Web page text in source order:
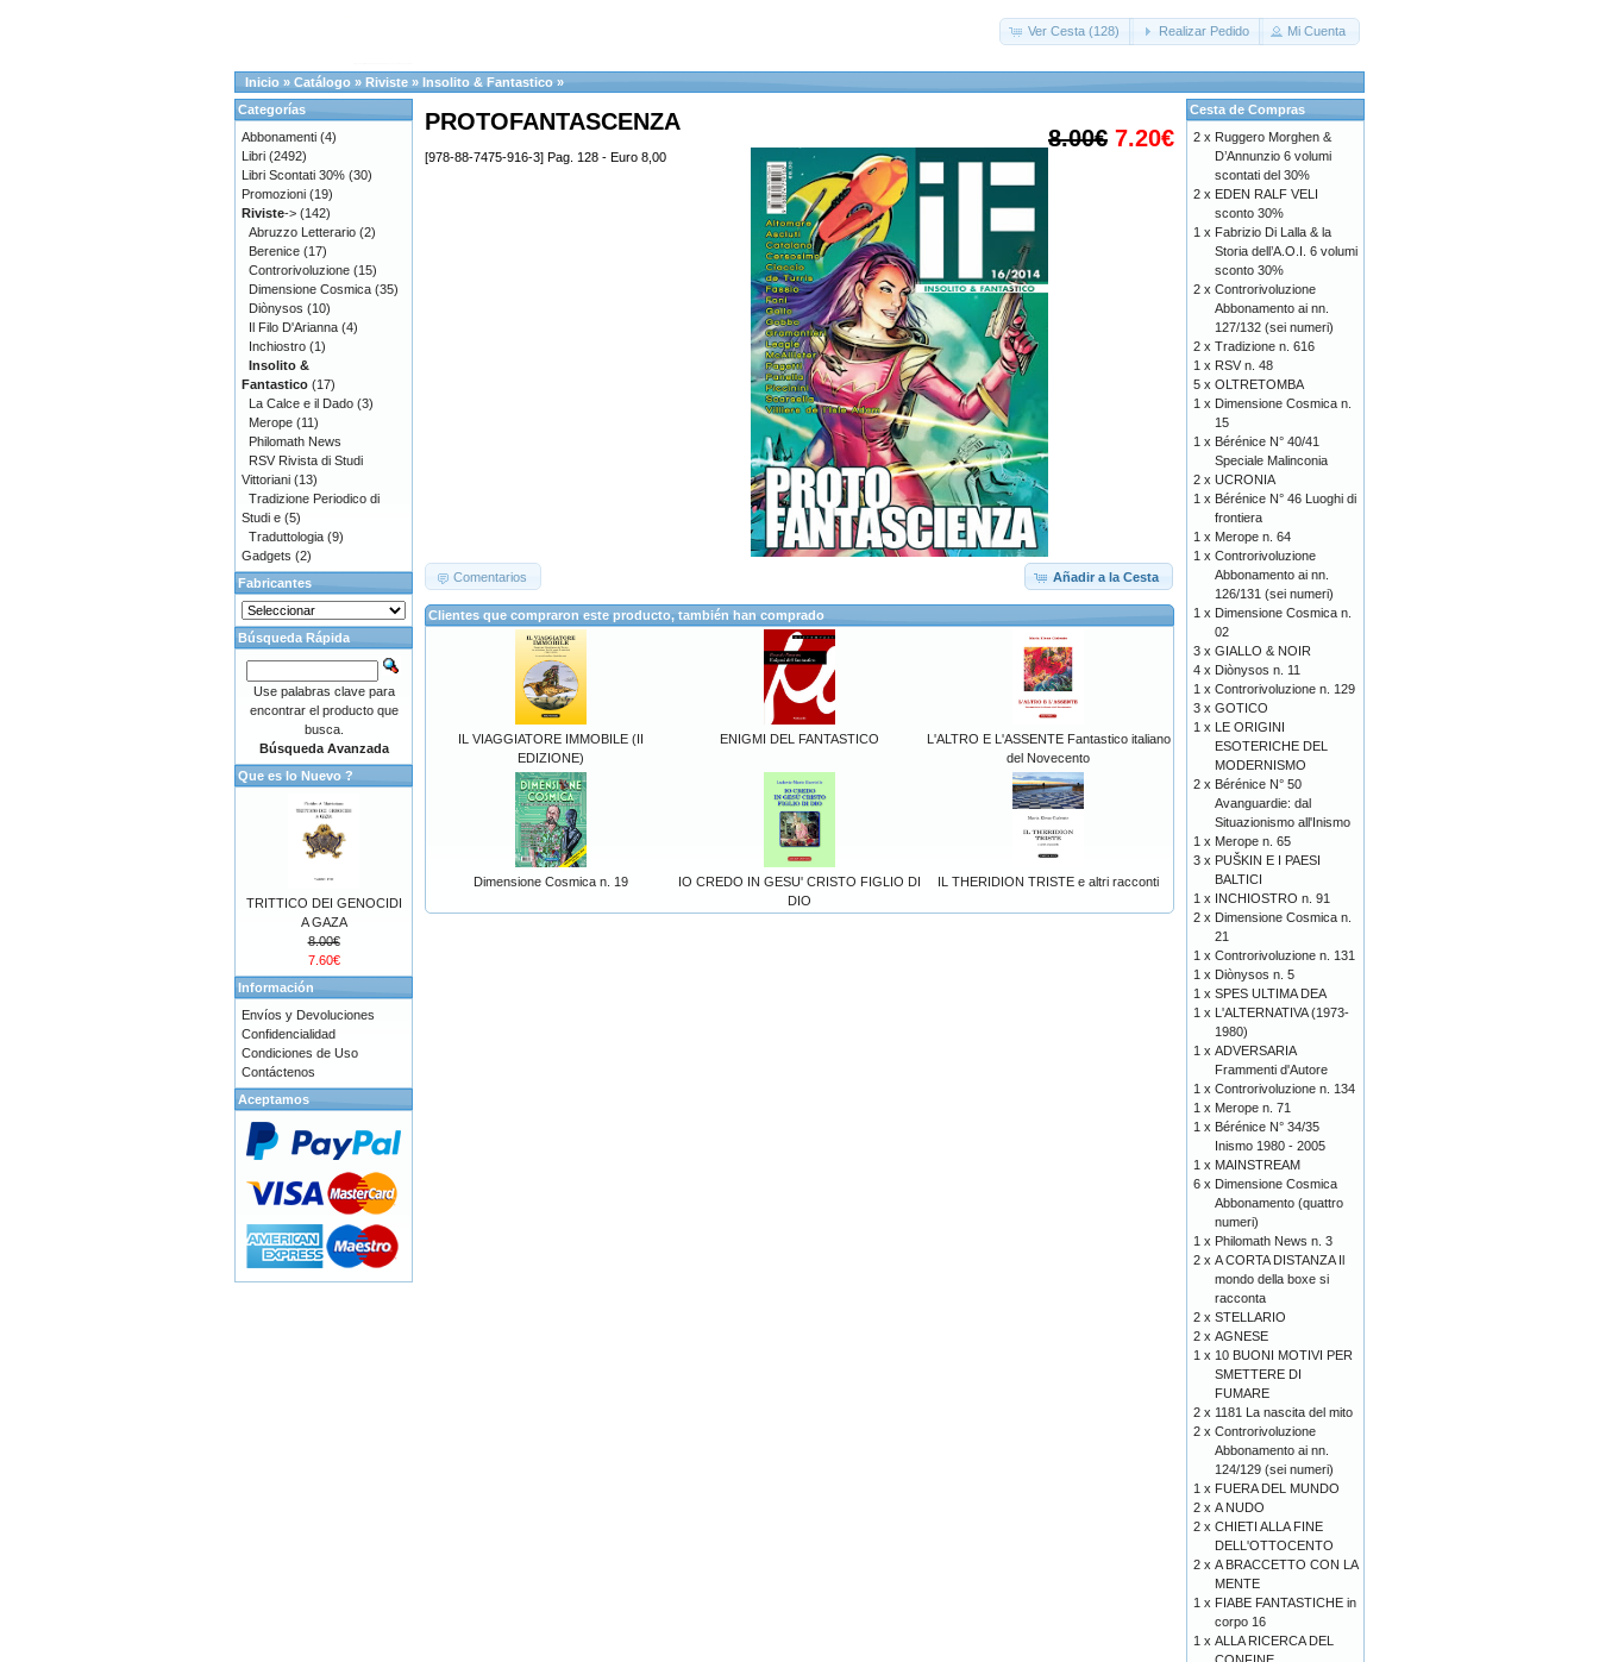
Ver Cesta (128) Realizar Pedido Mi Cuenta
Inicio » Catálogo » Riviste » Insolito & Fantastico »
8.00€ 7.20€
PROTOFANTASCENZA
[978-88-7475-916-3] Pag. 128 - Euro 8,00
Añadir a la Cesta
Comentarios
Clientes que compraron este producto, también han comprado
IL VIAGGIATORE IMMOBILE (II
EDIZIONE)
ENIGMI DEL FANTASTICO
L'ALTRO E L'ASSENTE Fantastico italiano
del Novecento
Dimensione Cosmica n. 19
IO CREDO IN GESU' CRISTO FIGLIO DI
DIO
IL THERIDION TRISTE e altri racconti
Categorías
Abbonamenti (4)
Libri (2492)
Libri Scontati 30% (30)
Promozioni (19)
Riviste-> (142)
Abruzzo Letterario (2)
Berenice (17)
Controrivoluzione (15)
Dimensione Cosmica (35)
Diònysos (10)
Il Filo D'Arianna (4)
Inchiostro (1)
Insolito &
Fantastico (17)
La Calce e il Dado (3)
Merope (11)
Philomath News
RSV Rivista di Studi
Vittoriani (13)
Tradizione Periodico di
Studi e (5)
Traduttologia (9)
Gadgets (2)
Fabricantes
Búsqueda Rápida
Use palabras clave para
encontrar el producto que
busca.
Búsqueda Avanzada
Que es lo Nuevo ?
TRITTICO DEI GENOCIDI
A GAZA
8.00€
7.60€
Información
Envíos y Devoluciones
Confidencialidad
Condiciones de Uso
Contáctenos
Aceptamos
Cesta de Compras
2 x Ruggero Morghen &
D’Annunzio 6 volumi
scontati del 30%
2 x EDEN RALF VELI
sconto 30%
1 x Fabrizio Di Lalla & la
Storia dell’A.O.I. 6 volumi
sconto 30%
2 x Controrivoluzione
Abbonamento ai nn.
127/132 (sei numeri)
2 x Tradizione n. 616
1 x RSV n. 48
5 x OLTRETOMBA
1 x Dimensione Cosmica n.
15
1 x Bérénice N° 40/41
Speciale Malinconia
2 x UCRONIA
1 x Bérénice N° 46 Luoghi di
frontiera
1 x Merope n. 64
1 x Controrivoluzione
Abbonamento ai nn.
126/131 (sei numeri)
1 x Dimensione Cosmica n.
02
3 x GIALLO & NOIR
4 x Diònysos n. 11
1 x Controrivoluzione n. 129
3 x GOTICO
1 x LE ORIGINI
ESOTERICHE DEL
MODERNISMO
2 x Bérénice N° 50
Avanguardie: dal
Situazionismo all'Inismo
1 x Merope n. 65
3 x PUŠKIN E I PAESI
BALTICI
1 x INCHIOSTRO n. 91
2 x Dimensione Cosmica n.
21
1 x Controrivoluzione n. 131
1 x Diònysos n. 5
1 x SPES ULTIMA DEA
1 x L'ALTERNATIVA (1973-
1980)
1 x ADVERSARIA
Frammenti d'Autore
1 x Controrivoluzione n. 134
1 x Merope n. 71
1 x Bérénice N° 34/35
Inismo 1980 - 2005
1 x MAINSTREAM
6 x Dimensione Cosmica
Abbonamento (quattro
numeri)
1 x Philomath News n. 3
2 x A CORTA DISTANZA Il
mondo della boxe si
racconta
2 x STELLARIO
2 x AGNESE
1 x 10 BUONI MOTIVI PER
SMETTERE DI
FUMARE
2 x 1181 La nascita del mito
2 x Controrivoluzione
Abbonamento ai nn.
124/129 (sei numeri)
1 x FUERA DEL MUNDO
2 x A NUDO
2 x CHIETI ALLA FINE
DELL'OTTOCENTO
2 x A BRACCETTO CON LA
MENTE
1 x FIABE FANTASTICHE in
corpo 16
1 x ALLA RICERCA DEL